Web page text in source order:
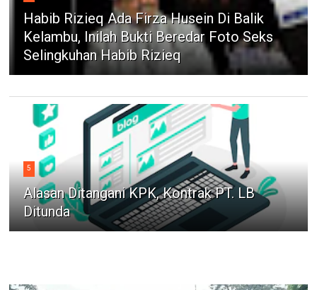
Habib Rizieq Ada Firza Husein Di Balik
Kelambu, Inilah Bukti Beredar Foto Seks
Selingkuhan Habib Rizieq
5
Alasan Ditangani KPK, Kontrak PT. LB
Ditunda